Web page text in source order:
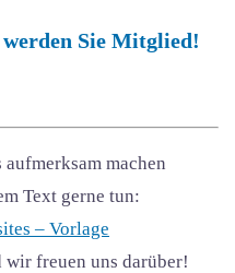
Sie Mitglied!
machen
Text gerne tun:
– Vorlage
wir freuen uns darüber!